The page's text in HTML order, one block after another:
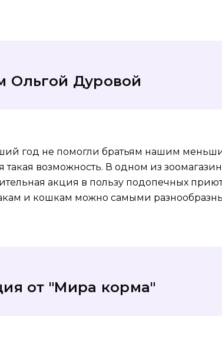
Ольгой Дуровой
год не помогли братьям нашим
такая возможность. В одном из
акция в пользу подопечных
и кошкам можно самыми
от "Мира корма"